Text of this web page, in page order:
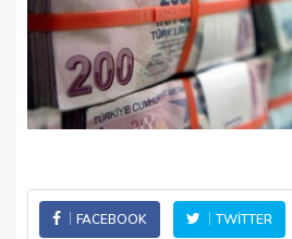
FACEBOOK TWITTER